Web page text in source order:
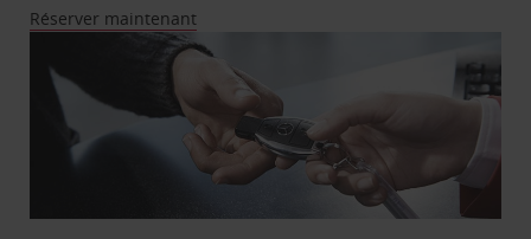
Réserver maintenant